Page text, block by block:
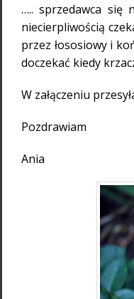
….. sprzedawca się
niecierpliwością
przez łososiowy i
doczekać kiedy
W załączeniu
Pozdrawiam
Ania